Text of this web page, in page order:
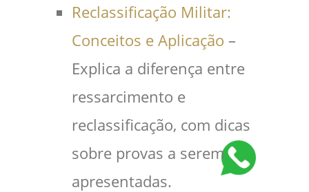
Reclassificação Militar:
Conceitos e Aplicação –
Explica a diferença entre
ressarcimento e
reclassificação, com dicas
sobre provas a serem
apresentadas.